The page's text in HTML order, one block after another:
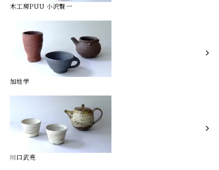
木工房PUU 小沢賢一
加地学
川口武亮